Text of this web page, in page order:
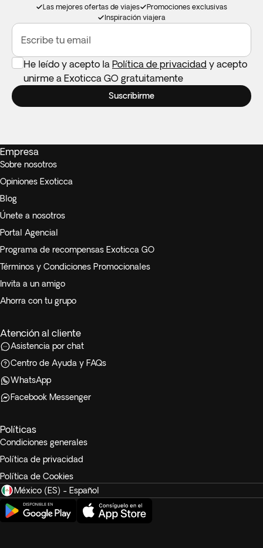
Las mejores ofertas de viajes
Promociones exclusivas
Inspiración viajera
Escribe tu email
He leído y acepto la Política de privacidad y acepto
unirme a Exoticca GO gratuitamente
Suscribirme
Empresa
Sobre nosotros
Opiniones Exoticca
Blog
Únete a nosotros
Portal Agencial
Programa de recompensas Exoticca GO
Términos y Condiciones Promocionales
Invita a un amigo
Ahorra con tu grupo
Atención al cliente
Asistencia por chat
Centro de Ayuda y FAQs
WhatsApp
Facebook Messenger
Políticas
Condiciones generales
Política de privacidad
Política de Cookies
México (ES) - Español